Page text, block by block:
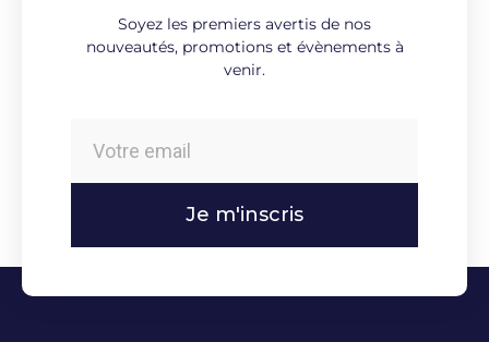
Soyez les premiers avertis de nos
nouveautés, promotions et évènements à
venir.
Je m'inscris